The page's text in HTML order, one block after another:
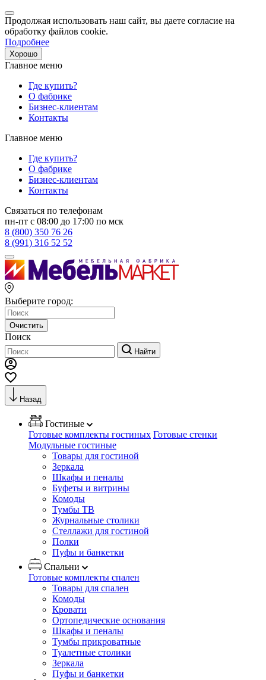
Продолжая использовать наш сайт, вы даете согласие на
обработку файлов cookie.
Подробнее
Хорошо
Главное меню
Где купить?
О фабрике
Бизнес-клиентам
Контакты
Главное меню
Где купить?
О фабрике
Бизнес-клиентам
Контакты
Связаться по телефонам
пн-пт с 08:00 до 17:00 по мск
8 (800) 350 76 26
8 (991) 316 52 52
Выберите город:
Очистить
Поиск
Найти
Назад
Гостиные
Готовые комплекты гостиных Готовые стенки
Модульные гостиные
Товары для гостиной
Зеркала
Шкафы и пеналы
Буфеты и витрины
Комоды
Тумбы ТВ
Журнальные столики
Стеллажи для гостиной
Полки
Пуфы и банкетки
Спальни
Готовые комплекты спален
Товары для спален
Комоды
Кровати
Ортопедические основания
Шкафы и пеналы
Тумбы прикроватные
Туалетные столики
Зеркала
Пуфы и банкетки